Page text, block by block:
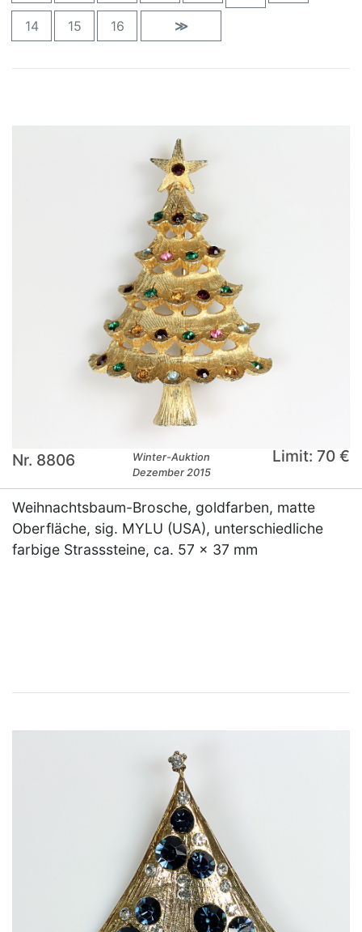
14 15 16 ≫
Nr. 8806
Winter-Auktion
Dezember 2015
Limit: 70 €
Weihnachtsbaum-Brosche, goldfarben, matte
Oberfläche, sig. MYLU (USA), unterschiedliche
farbige Strasssteine, ca. 57 x 37 mm